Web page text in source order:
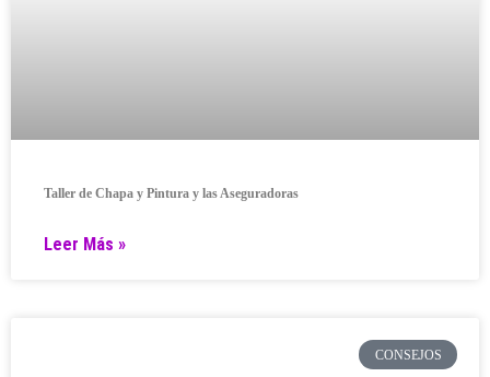
Taller de Chapa y Pintura y las Aseguradoras
Leer Más »
CONSEJOS